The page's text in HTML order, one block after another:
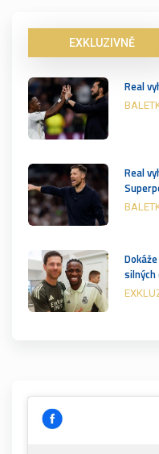
EXKLUZIVNĚ
Real
Real
silných